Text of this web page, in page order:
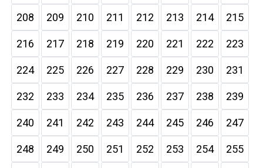
208 209 210 211 212 213 214 215
216 217 218 219 220 221 222 223
224 225 226 227 228 229 230 231
232 233 234 235 236 237 238 239
240 241 242 243 244 245 246 247
248 249 250 251 252 253 254 255